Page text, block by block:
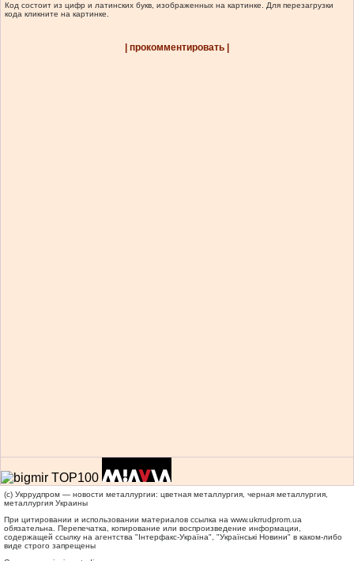
Код состоит из цифр и латинских букв, изображенных на картинке. Для перезагрузки
кода кликните на картинке.
| прокомментировать |
(c) Укррудпром — новости металлургии: цветная металлургия, черная металлургия,
металлургия Украины
При цитировании и использовании материалов ссылка на www.ukrrudprom.ua
обязательна. Перепечатка, копирование или воспроизведение информации,
содержащей ссылку на агентства "Iнтерфакс-Україна", "Українськi Новини" в каком-либо
виде строго запрещены